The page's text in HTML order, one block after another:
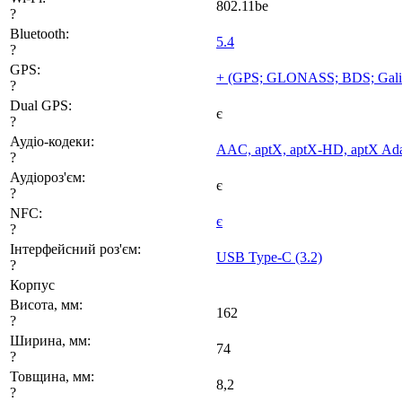
?
802.11be
Bluetooth:
?
5.4
GPS:
?
+ (GPS; GLONASS; BDS;
Dual GPS:
?
є
Аудіо-кодеки:
?
AAC, aptX, aptX-HD, aptX
Аудіороз'єм:
?
є
NFC:
?
є
Інтерфейсний роз'єм:
?
USB Type-C (3.2)
Корпус
Висота, мм:
?
162
Ширина, мм:
?
74
Товщина, мм:
?
8,2